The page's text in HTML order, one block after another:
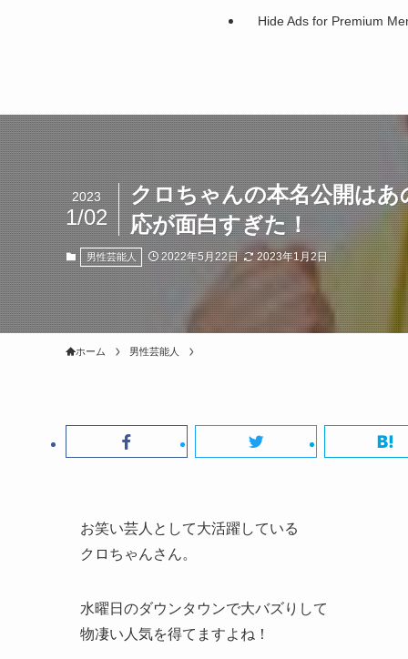
Hide Ads for Premium
クロちゃんの本名公開は
応が面白すぎた！
2023
1/02
男性芸能人 2022年5月22日 2023年1月2日
ホーム 男性芸能人
お笑い芸人として大活躍している
クロちゃんさん。
水曜日のダウンタウンで大バズりして
物凄い人気を得てますよね！